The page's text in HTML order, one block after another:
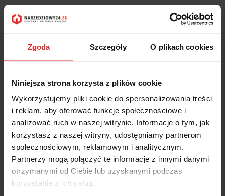
Zgoda Szczegóły O plikach cookies
Niniejsza strona korzysta z plików cookie
Wykorzystujemy pliki cookie do spersonalizowania treści
i reklam, aby oferować funkcje społecznościowe i
analizować ruch w naszej witrynie. Informacje o tym, jak
korzystasz z naszej witryny, udostępniamy partnerom
społecznościowym, reklamowym i analitycznym.
Partnerzy mogą połączyć te informacje z innymi danymi
otrzymanymi od Ciebie lub uzyskanymi podczas
korzystania z ich usług.
0310K
231.43
231.43